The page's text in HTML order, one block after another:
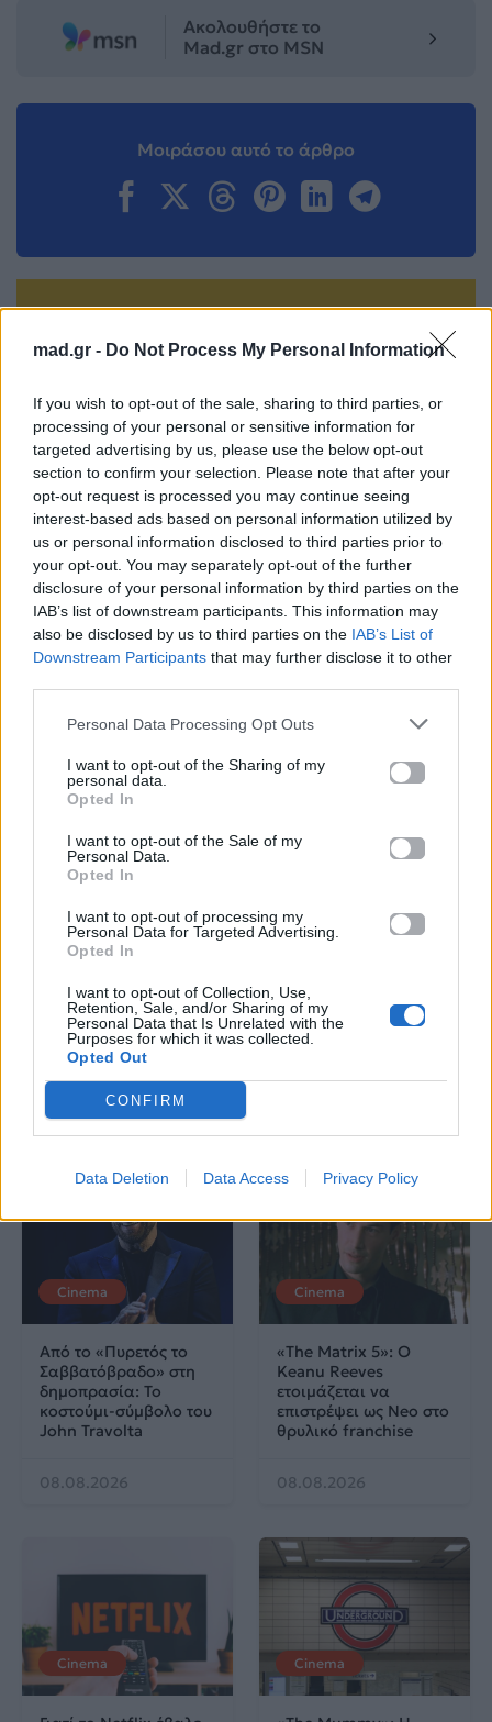
mad.gr - Do Not Process My Personal Information
If you wish to opt-out of the sale, sharing to third parties, or
processing of your personal or sensitive information for
targeted advertising by us, please use the below opt-out
section to confirm your selection. Please note that after your
opt-out request is processed you may continue seeing
interest-based ads based on personal information utilized by
us or personal information disclosed to third parties prior to
your opt-out. You may separately opt-out of the further
disclosure of your personal information by third parties on the
IAB’s list of downstream participants. This information may
also be disclosed by us to third parties on the IAB’s List of
Downstream Participants that may further disclose it to other
Personal Data Processing Opt Outs
I want to opt-out of the Sharing of my
personal data.
Opted In
I want to opt-out of the Sale of my
Personal Data.
Opted In
I want to opt-out of processing my
Personal Data for Targeted Advertising.
Opted In
I want to opt-out of Collection, Use,
Retention, Sale, and/or Sharing of my
Personal Data that Is Unrelated with the
Purposes for which it was collected.
Opted Out
CONFIRM
Data Deletion Data Access Privacy Policy
Ακολουθήστε το
Mad.gr στο MSN
Μοιράσου αυτό το άρθρο
Πιάσε
χαρτομάντηλα! Η
νέα viral ταινία του
Netflix που
ενθαρρύνει την
υιοθεσία
Ο Luc Besson βάζει
τον Al Pacino ξανά
στη Μαφία
19.10.2025
Βιογραφικά
με πληροφορίες για
τους στην ελληνική
μουσική σκηνή
Δες επίσης
Cinema
Από το «Πυρετός το
Σαββατόβραδο» στη
δημοπρασία: Το
κοστούμι-σύμβολο του
John Travolta
08.08.2026
Cinema
«The Matrix 5»: Ο
Keanu Reeves
ετοιμάζεται να
επιστρέψει ως Neo στο
θρυλικό franchise
08.08.2026
Cinema Cinema